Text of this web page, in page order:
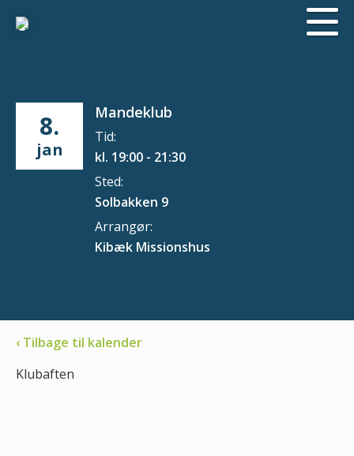
8.
jan
Mandeklub
Tid:
kl. 19:00 - 21:30
Sted:
Solbakken 9
Arrangør:
Kibæk Missionshus
‹ Tilbage til kalender
Klubaften